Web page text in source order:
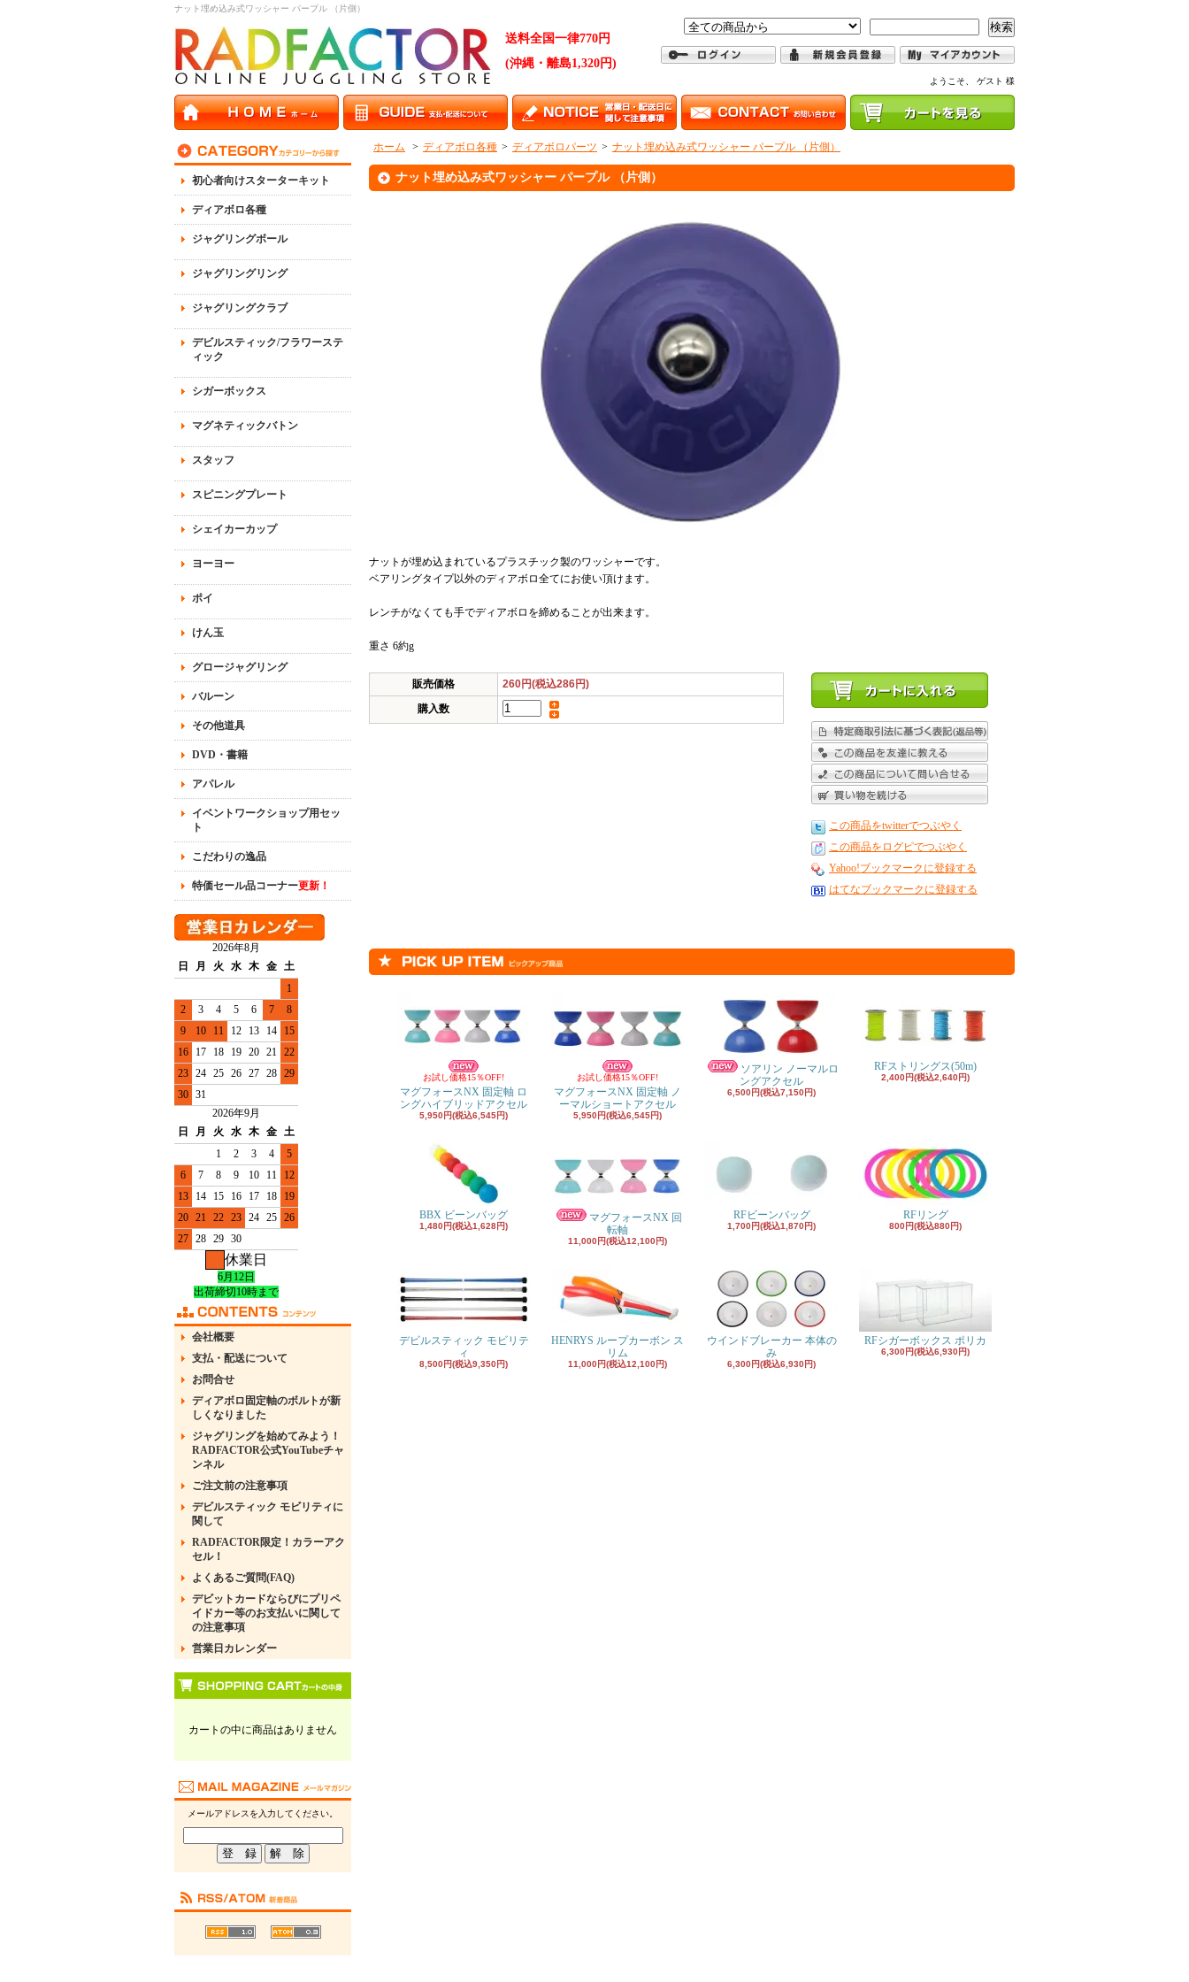
ナット埋め込み式ワッシャー パープル （片側）
送料全国一律770円
(沖縄・離島1,320円)
検索
ようこそ、 ゲスト 様
初心者向けスターターキット
ディアボロ各種
ジャグリングボール
ジャグリングリング
ジャグリングクラブ
デビルスティック/フラワーステ
ィック
シガーボックス
マグネティックバトン
スタッフ
スピニングプレート
シェイカーカップ
ヨーヨー
ポイ
けん玉
グロージャグリング
バルーン
その他道具
DVD・書籍
アパレル
イベントワークショップ用セッ
ト
こだわりの逸品
特価セール品コーナー更新！
2026年8月
日
月 火 水 木 金 土
1
2
3 4 5 6 7
8
9
10 11 12 13 14
15
16
17 18 19 20 21 22
23 24 25 26 27 28 29
30 31
2026年9月
日
月 火 水 木 金 土
1
2 3 4
5
6
7 8 9 10 11
12
13
14 15 16 17 18
19
20 21 22 23 24 25 26
27 28 29 30
休業日
6月12日
出荷締切10時まで
会社概要
支払・配送について
お問合せ
ディアボロ固定軸のボルトが新
しくなりました
ジャグリングを始めてみよう！
RADFACTOR公式YouTubeチャ
ンネル
ご注文前の注意事項
デビルスティック モビリティに
関して
RADFACTOR限定！カラーアク
セル！
よくあるご質問(FAQ)
デビットカードならびにプリペ
イドカー等のお支払いに関して
の注意事項
営業日カレンダー
カートの中に商品はありません
メールアドレスを入力してください。
ホーム > ディアボロ各種 > ディアボロパーツ > ナット埋め込み式ワッシャー パープル （片側）
ナット埋め込み式ワッシャー パープル （片側）
ナットが埋め込まれているプラスチック製のワッシャーです。
ベアリングタイプ以外のディアボロ全てにお使い頂けます。
レンチがなくても手でディアボロを締めることが出来ます。
重さ 6約g
販売価格
260円(税込286円)
購入数
この商品をtwitterでつぶやく
この商品をログピでつぶやく
Yahoo!ブックマークに登録する
はてなブックマークに登録する
お試し価格15％OFF!
マグフォースNX 固定軸 ロ
ングハイブリッドアクセル
5,950円(税込6,545円)
お試し価格15％OFF!
マグフォースNX 固定軸 ノ
ーマルショートアクセル
5,950円(税込6,545円)
ソアリン ノーマルロ
ングアクセル
6,500円(税込7,150円)
RFストリングス(50m)
2,400円(税込2,640円)
BBX ビーンバッグ
1,480円(税込1,628円)
マグフォースNX 回
転軸
11,000円(税込12,100円)
RFビーンバッグ
1,700円(税込1,870円)
RFリング
800円(税込880円)
デビルスティック モビリテ
ィ
8,500円(税込9,350円)
HENRYS ループカーボン ス
リム
11,000円(税込12,100円)
ウインドブレーカー 本体の
み
6,300円(税込6,930円)
RFシガーボックス ポリカ
6,300円(税込6,930円)